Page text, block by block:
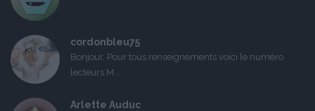
cordonbleu75
Bonjour, Pour tous renseignements voici le numéro
lecteurs M...
Arlette Auduc